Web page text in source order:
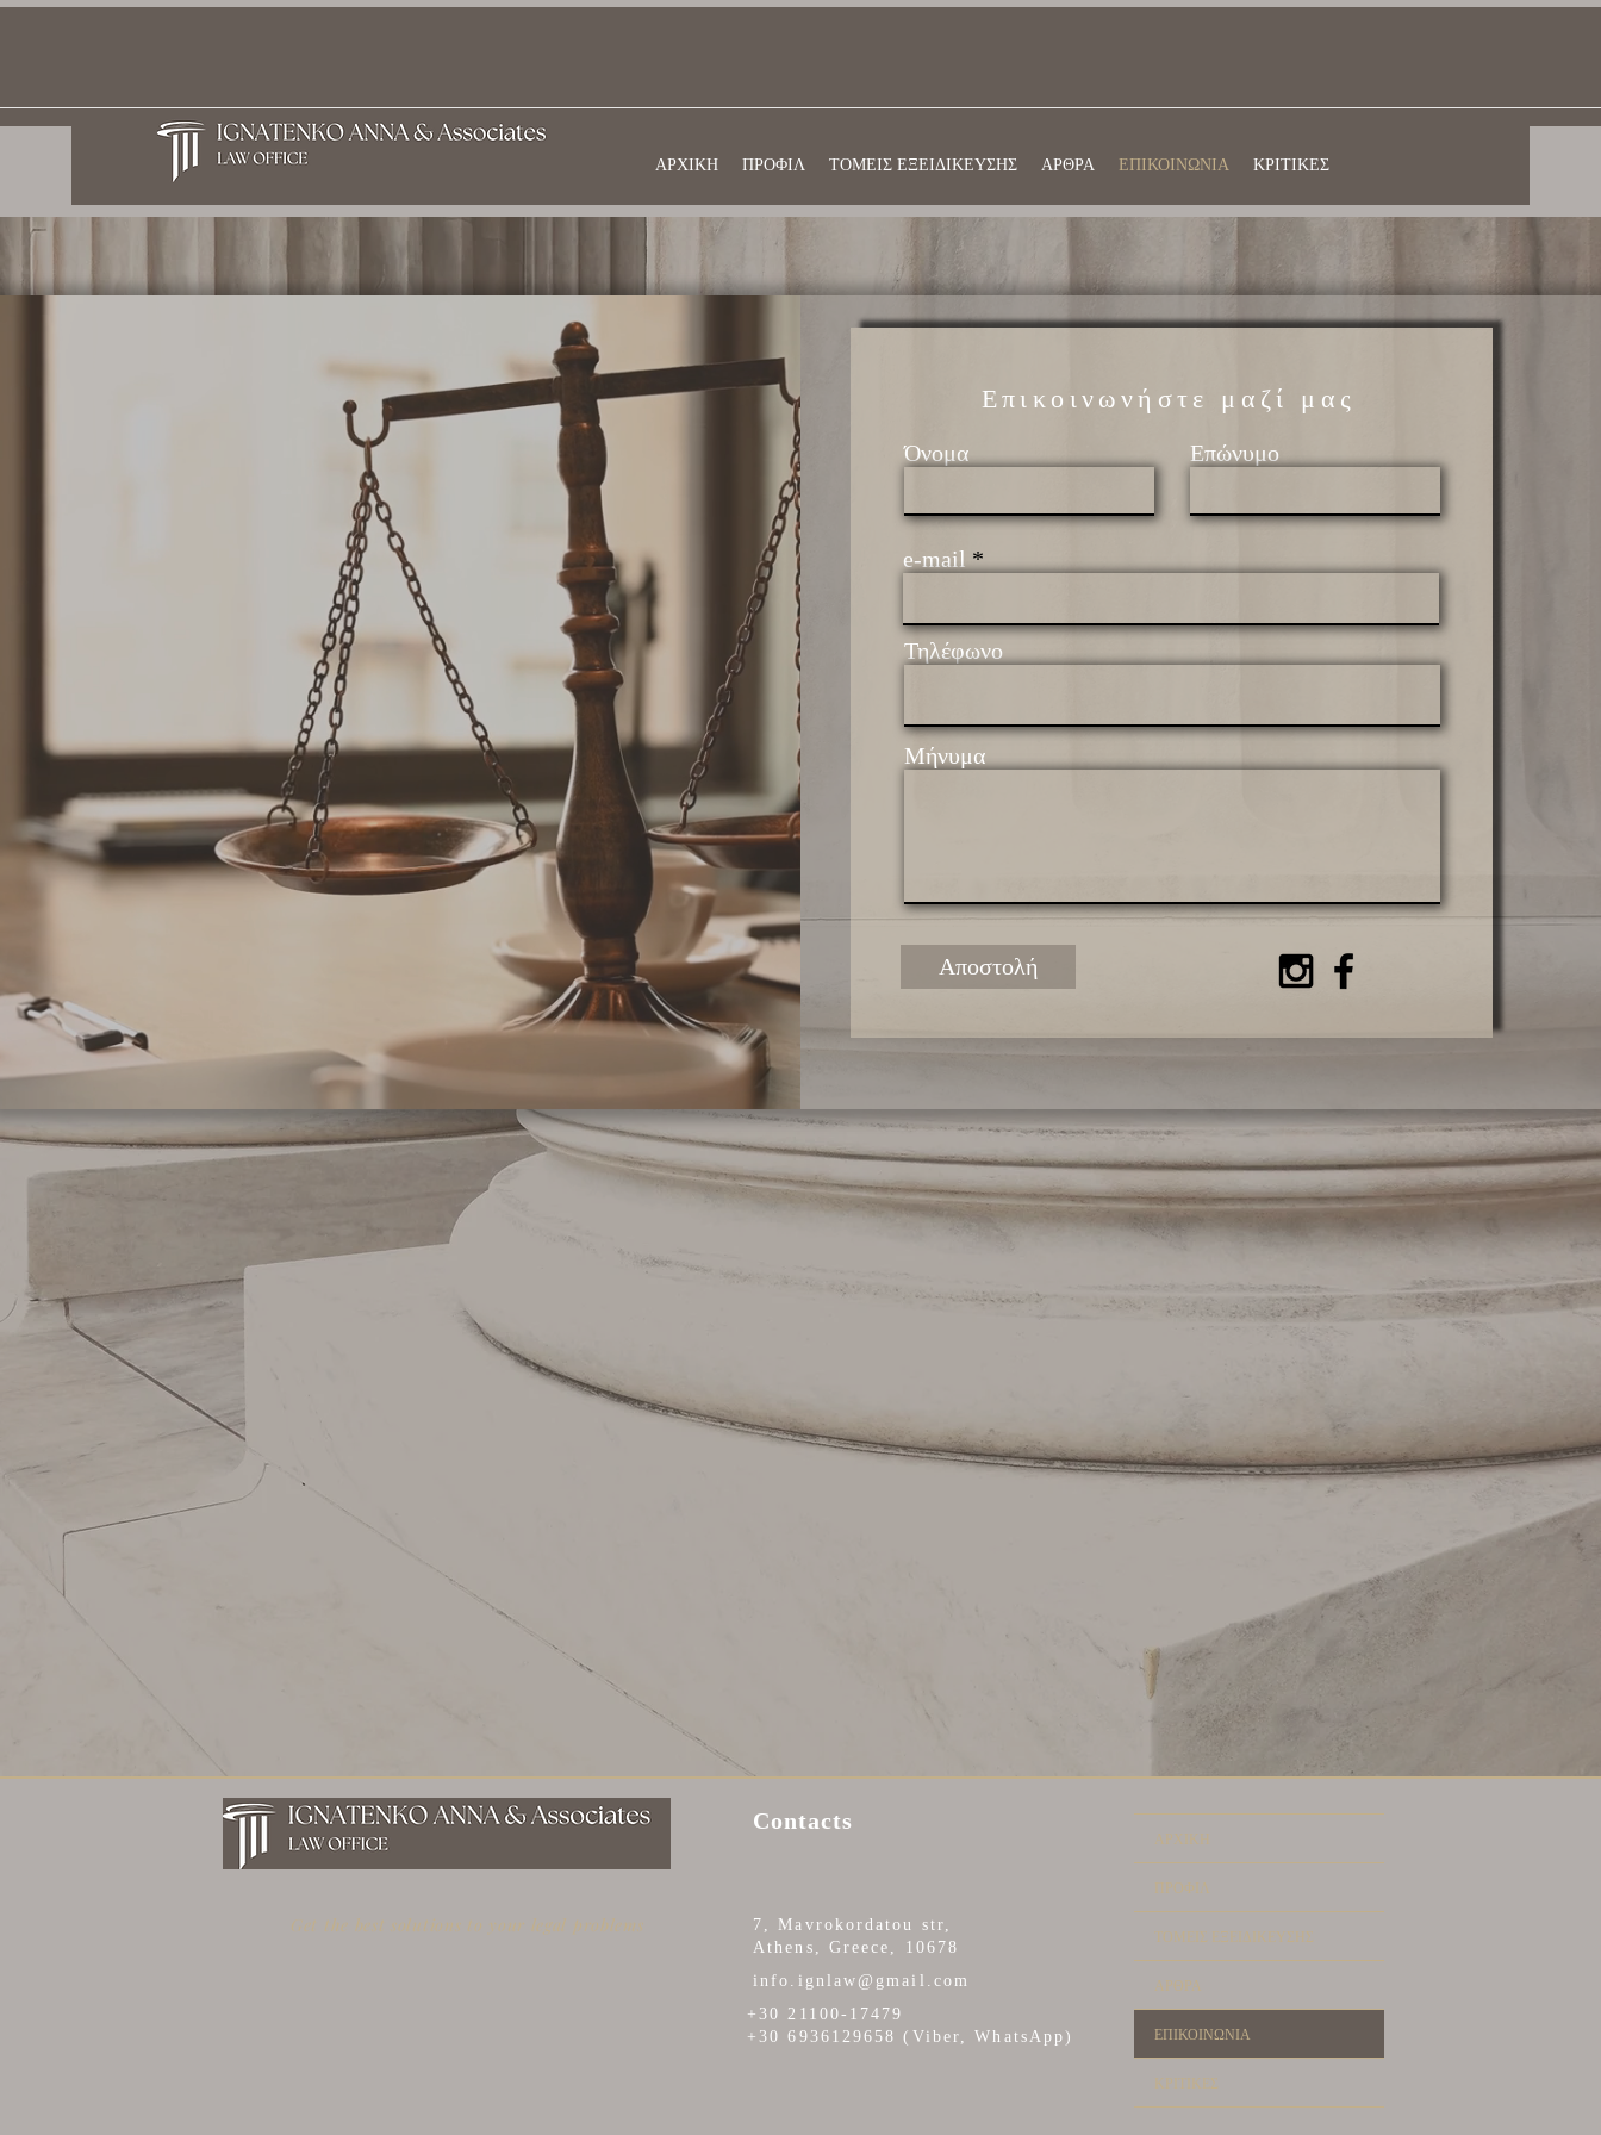
ΑΡΧΙΚΗ ΠΡΟΦΙΛ ΤΟΜΕΙΣ ΕΞΕΙΔΙΚΕΥΣΗΣ ΑΡΘΡΑ ΕΠΙΚΟΙΝΩΝΙΑ ΚΡΙΤΙΚΕΣ
Επικοινωνήστε μαζί μας
Όνομα Επώνυμο
e-mail
Τηλέφωνο
Μήνυμα
Αποστολή
Get the best solutions to your legal problems
Contacts
7, Mavrokordatou str,
Athens, Greece, 10678
info.ignlaw@gmail.com
+30 21100-17479
+30 6936129658 (Viber, WhatsApp)
ΑΡΧΙΚΗ
ΠΡΟΦΙΛ
ΤΟΜΕΙΣ ΕΞΕΙΔΙΚΕΥΣΗΣ
ΑΡΘΡΑ
ΕΠΙΚΟΙΝΩΝΙΑ
ΚΡΙΤΙΚΕΣ